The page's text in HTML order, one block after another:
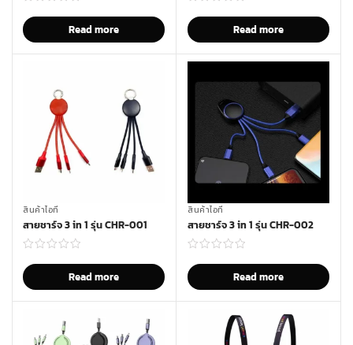
Read more Read more
สินค้าไอที
สายชาร์จ 3 in 1 รุ่น CHR-001
Read more
สินค้าไอที
สายชาร์จ 3 in 1 รุ่น CHR-002
Read more